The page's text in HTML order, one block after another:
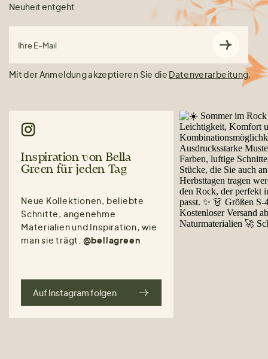
Neuheit entgeht
Ihre E-Mail
Mit der Anmeldung akzeptieren Sie die Datenverarbeitung.
Inspiration von Bella
Green für jeden Tag
Neue Kollektionen, beliebte
Schnitte, angenehme
Materialien und Inspiration, wie
man sie trägt. @bellagreen
Auf Instagram folgen